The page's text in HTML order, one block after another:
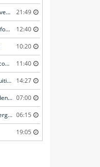
Scooterrijder gewond na val in Hooglanderveen 21:49
Brandweer in actie voor lekkende brandstofoplegger in Stroe 12:40
10:20
Afslaande fietser gewond bij botsing met scooterrijder in Katwijk 11:40
Botsing tussen voertuigen leidt tot wegafsluiting in Ommen 14:27
Frontale botsing leidt tot meerdere gewonden in Bunschoten-Spakenburg 07:00
Vlammen slaan hoog op bij brand in afvalberg in Amersfoort 06:15
19:05